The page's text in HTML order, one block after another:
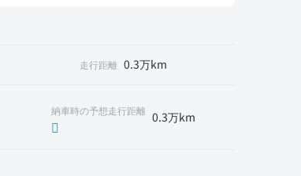
走行距離 0.3万km
納車時の予想走行距離 0.3万km